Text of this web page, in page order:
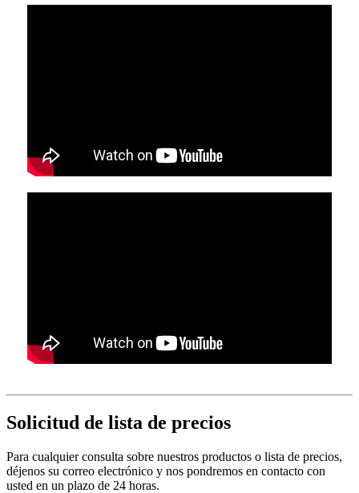
Solicitud de lista de precios
Para cualquier consulta sobre nuestros productos o lista de precios,
déjenos su correo electrónico y nos pondremos en contacto con
usted en un plazo de 24 horas.